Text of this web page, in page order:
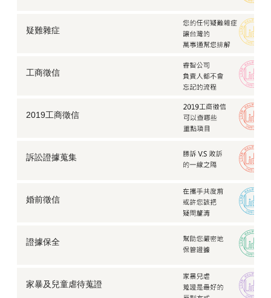
疑難雜症
工商徵信
2019工商徵信
訴訟證據蒐集
婚前徵信
證據保全
家暴及兒童虐待蒐證